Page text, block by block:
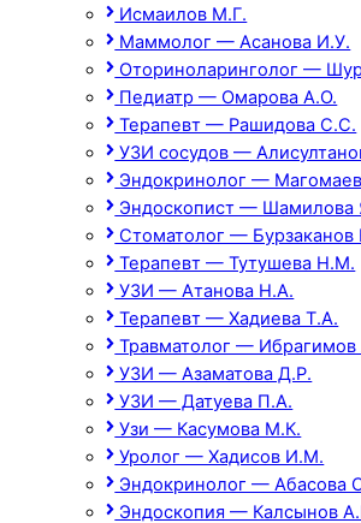
Исмаилов М.Г.
Маммолог — Асанова И.У.
Оториноларинголог —
Педиатр — Омарова А.О.
Терапевт — Рашидова С.С.
УЗИ сосудов —
Эндокринолог —
Эндоскопист — Шамилова
Стоматолог — Бурзаканов
Терапевт — Тутушева Н.М.
УЗИ — Атанова Н.А.
Терапевт — Хадиева Т.А.
Травматолог — Ибрагимов
УЗИ — Азаматова Д.Р.
УЗИ — Датуева П.А.
Узи — Касумова М.К.
Уролог — Хадисов И.М.
Эндокринолог — Абасова
Эндоскопия — Калсынов